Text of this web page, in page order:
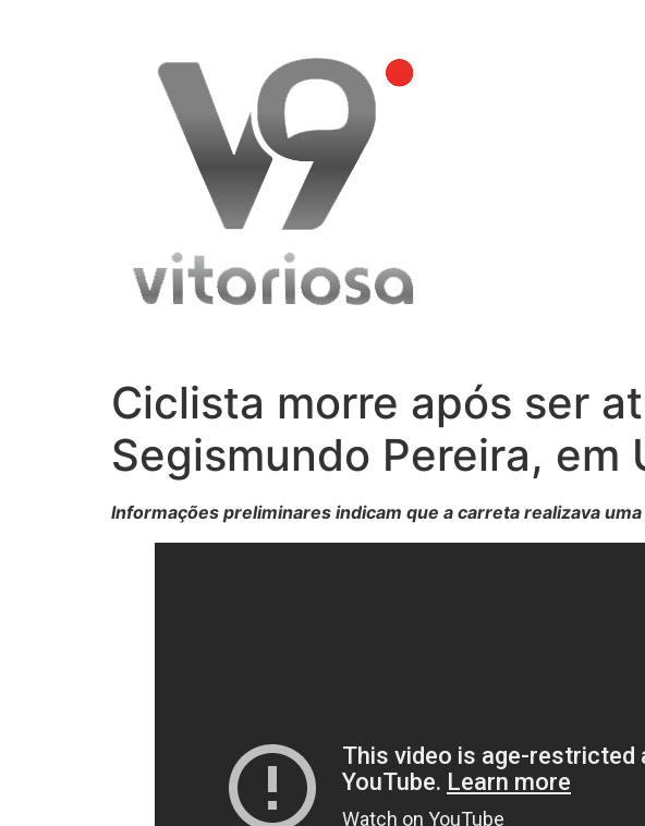
Ciclista morre após ser
Segismundo Pereira, em
Informações preliminares indicam que a carreta realizava